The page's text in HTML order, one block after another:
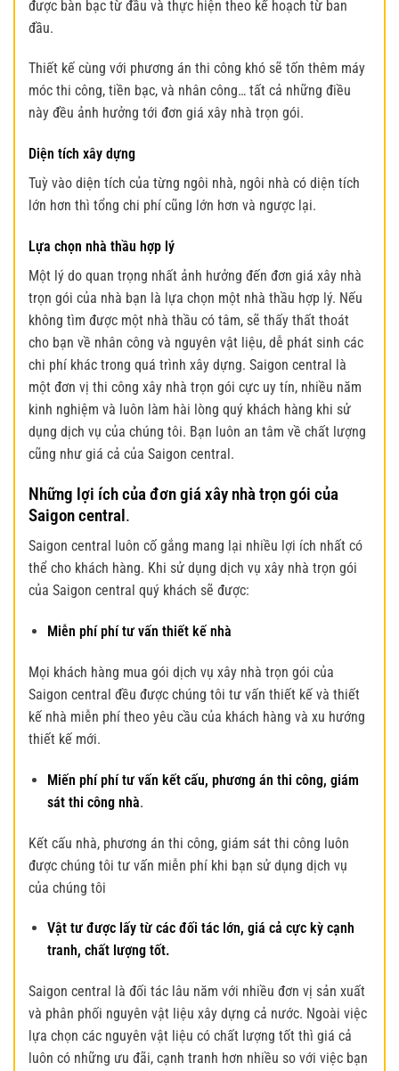
được bàn bạc từ đầu và thực hiện theo kế hoạch từ ban
đầu.
Thiết kế cùng với phương án thi công khó sẽ tốn thêm máy
móc thi công, tiền bạc, và nhân công… tất cả những điều
này đều ảnh hưởng tới đơn giá xây nhà trọn gói.
Diện tích xây dựng
Tuỳ vào diện tích của từng ngôi nhà, ngôi nhà có diện tích
lớn hơn thì tổng chi phí cũng lớn hơn và ngược lại.
Lựa chọn nhà thầu hợp lý
Một lý do quan trọng nhất ảnh hưởng đến đơn giá xây nhà
trọn gói của nhà bạn là lựa chọn một nhà thầu hợp lý. Nếu
không tìm được một nhà thầu có tâm, sẽ thấy thất thoát
cho bạn về nhân công và nguyên vật liệu, dễ phát sinh các
chi phí khác trong quá trình xây dựng. Saigon central là
một đơn vị thi công xây nhà trọn gói cực uy tín, nhiều năm
kinh nghiệm và luôn làm hài lòng quý khách hàng khi sử
dụng dịch vụ của chúng tôi. Bạn luôn an tâm về chất lượng
cũng như giá cả của Saigon central.
Những lợi ích của đơn giá xây nhà trọn gói của
Saigon central.
Saigon central luôn cố gắng mang lại nhiều lợi ích nhất có
thể cho khách hàng. Khi sử dụng dịch vụ xây nhà trọn gói
của Saigon central quý khách sẽ được:
Miễn phí phí tư vấn thiết kế nhà
Mọi khách hàng mua gói dịch vụ xây nhà trọn gói của
Saigon central đều được chúng tôi tư vấn thiết kế và thiết
kế nhà miễn phí theo yêu cầu của khách hàng và xu hướng
thiết kế mới.
Miến phí phí tư vấn kết cấu, phương án thi công, giám
sát thi công nhà.
Kết cấu nhà, phương án thi công, giám sát thi công luôn
được chúng tôi tư vấn miễn phí khi bạn sử dụng dịch vụ
của chúng tôi
Vật tư được lấy từ các đối tác lớn, giá cả cực kỳ cạnh
tranh, chất lượng tốt.
Saigon central là đối tác lâu năm với nhiều đơn vị sản xuất
và phân phối nguyên vật liệu xây dựng cả nước. Ngoài việc
lựa chọn các nguyên vật liệu có chất lượng tốt thì giá cả
luôn có những ưu đãi, cạnh tranh hơn nhiều so với việc bạn